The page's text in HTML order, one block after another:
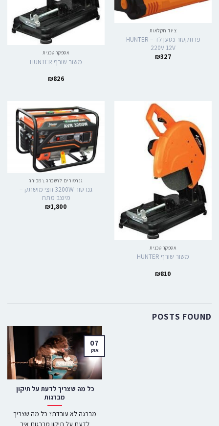
ציוד חקלאות
פרוזקטור נטען לד HUNTER –
220V 12V
₪327 אספקה טכנית
משור שורף HUNTER
₪826
אספקה טכנית
משור שורף HUNTER
₪810
גנרטורים להשכרה \ מכירה
גנרטור 3200W חצי מושתק –
מיוצב מתח
₪1,800
POSTS FOUND
כל מה שצריך לדעת על תיקון
מברגות
מברגה לא עובדת? כל מה שצריך
07
אוק